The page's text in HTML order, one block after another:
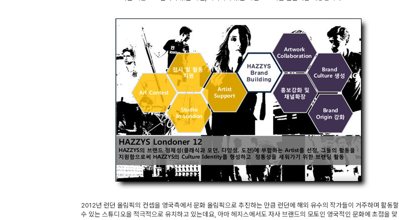
2012년 런던 올림픽의 컨셉을 영국측에서 문화 올림픽으로 추진하는 만큼 런던에 해외 유수의 작가들이 거주하며 활동할
수 있는 스튜디오을 적극적으로 유치하고 있는데요, 아마 헤지스에서도 자사 브랜드의 모토인 영국적인 문화에 초점을 맞